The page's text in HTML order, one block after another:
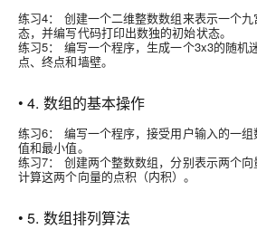
练习4： 创建一个二维整数数组来表示一个
态，并编写代码打印出数独的初始状态。
练习5： 编写一个程序，生成一个3x3的随机
点、终点和墙壁。
• 4. 数组的基本操作
练习6： 编写一个程序，接受用户输入的一
值和最小值。
练习7： 创建两个整数数组，分别表示两个
计算这两个向量的点积（内积）。
• 5. 数组排列算法